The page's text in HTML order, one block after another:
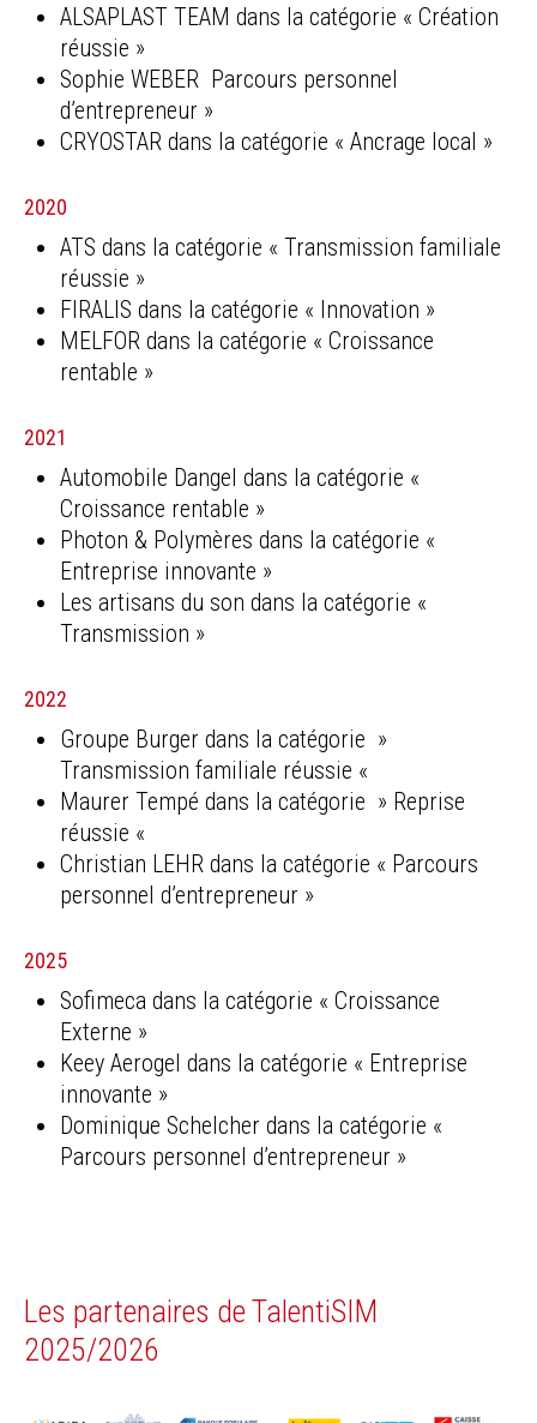
ALSAPLAST TEAM dans la catégorie « Création
réussie »
Sophie WEBER Parcours personnel
d’entrepreneur »
CRYOSTAR dans la catégorie « Ancrage local »
2020
ATS dans la catégorie « Transmission familiale
réussie »
FIRALIS dans la catégorie « Innovation »
MELFOR dans la catégorie « Croissance
rentable »
2021
Automobile Dangel dans la catégorie «
Croissance rentable »
Photon & Polymères dans la catégorie «
Entreprise innovante »
Les artisans du son dans la catégorie «
Transmission »
2022
Groupe Burger dans la catégorie »
Transmission familiale réussie «
Maurer Tempé dans la catégorie » Reprise
réussie «
Christian LEHR dans la catégorie « Parcours
personnel d’entrepreneur »
2025
Sofimeca dans la catégorie « Croissance
Externe »
Keey Aerogel dans la catégorie « Entreprise
innovante »
Dominique Schelcher dans la catégorie «
Parcours personnel d’entrepreneur »
Les partenaires de TalentiSIM
2025/2026